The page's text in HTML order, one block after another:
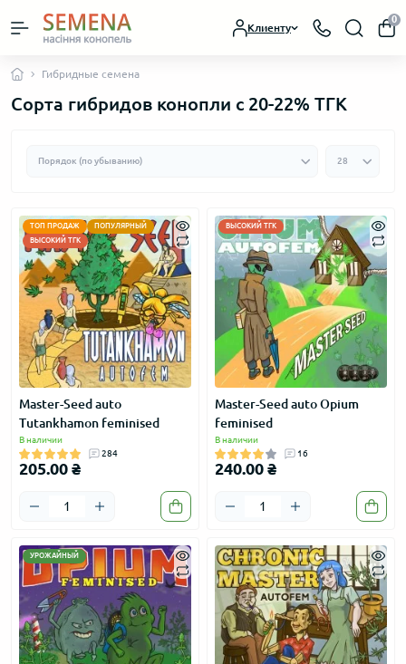
Клиенту
0
Гибридные семена
Сорта гибридов конопли с 20-22% ТГК
ТОП ПРОДАЖ
ПОПУЛЯРНЫЙ
ВЫСОКИЙ ТГК
Master-Seed auto
Tutankhamon feminised
В наличии
284
205.00 ₴
ВЫСОКИЙ ТГК
Master-Seed auto Opium
feminised
В наличии
16
240.00 ₴
УРОЖАЙНЫЙ